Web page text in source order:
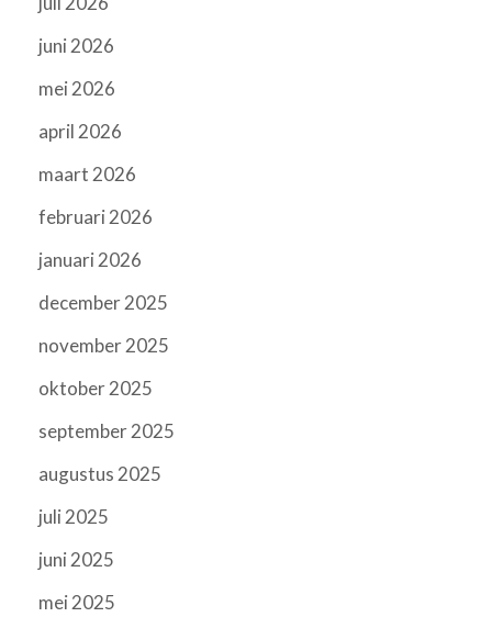
juni 2026
mei 2026
april 2026
maart 2026
februari 2026
januari 2026
december 2025
november 2025
oktober 2025
september 2025
augustus 2025
juli 2025
juni 2025
mei 2025